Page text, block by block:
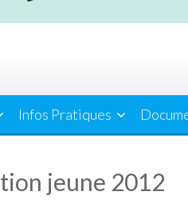
Infos Pratiques
jeune 2012